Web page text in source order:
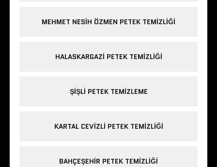
MEHMET NESIH ÖZMEN PETEK TEMIZLIĞI
HALASKARGAZI PETEK TEMIZLIĞI
ŞIŞLI PETEK TEMIZLEME
KARTAL CEVIZLI PETEK TEMIZLIĞI
BAHÇEŞEHIR PETEK TEMIZLIĞI